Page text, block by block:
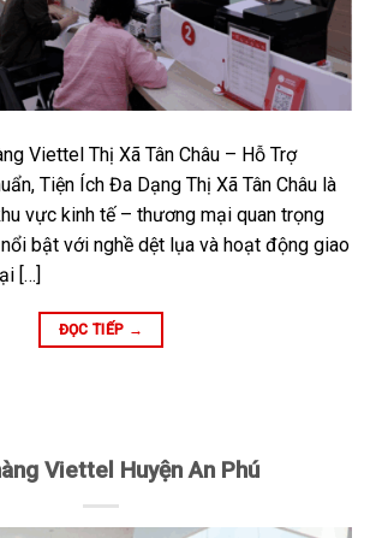
Viettel Thị Xã Tân Châu – Hỗ Trợ
Tiện Ích Đa Dạng Thị Xã Tân Châu là
vực kinh tế – thương mại quan trọng
bật với nghề dệt lụa và hoạt động giao
[…]
ĐỌC TIẾP →
Viettel Huyện An Phú